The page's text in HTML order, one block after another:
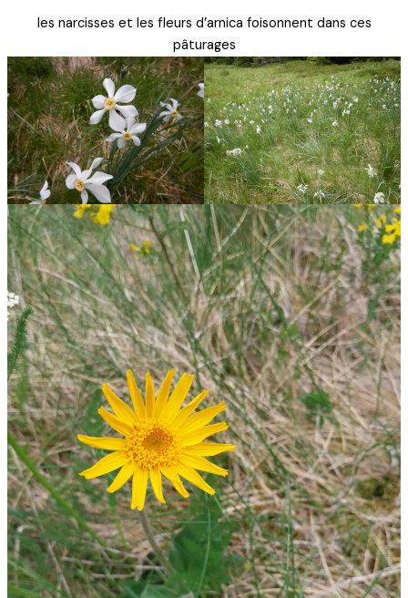
les narcisses et les fleurs d’arnica foisonnent dans ces
pâturages